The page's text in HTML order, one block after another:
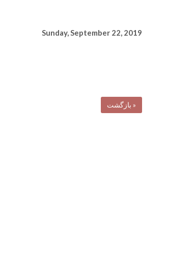
Sunday, September 22, 2019
« بازگشت